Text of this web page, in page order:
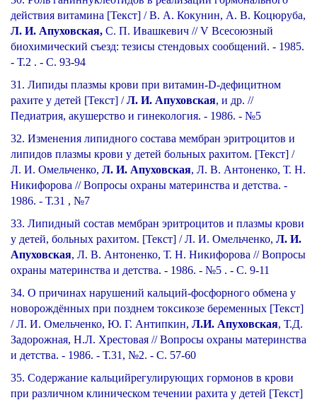
действия витамина [Текст] / В. А. Кокунин, А. В. Коцюруба,
Л. И. Апуховская, С. П. Ивашкевич // V Всесоюзный
биохимический съезд: тезисы стендовых сообщений. - 1985.
- Т.2 . - С. 93-94
31. Липиды плазмы крови при витамин-D-дефицитном
рахите у детей [Текст] /Л. И. Апуховская, и др. //
Педиатрия, акушерство и гинекология. - 1986. - №5
32. Изменения липидного состава мембран эритроцитов и
липидов плазмы крови у детей больных рахитом. [Текст] /
Л. И. Омельченко, Л. И. Апуховская, Л. В. Антоненко, Т. Н.
Никифорова // Вопросы охраны материнства и детства. -
1986. - Т.31 , №7
33. Липидный состав мембран эритроцитов и плазмы крови
у детей, больных рахитом. [Текст] / Л. И. Омельченко, Л. И.
Апуховская, Л. В. Антоненко, Т. Н. Никифорова // Вопросы
охраны материнства и детства. - 1986. - №5 . - С. 9-11
34. О причинах нарушений кальций-фосфорного обмена у
новорождённых при позднем токсикозе беременных [Текст]
/ Л. И. Омельченко, Ю. Г. Антипкин, Л.И. Апуховская, Т.Д.
Задорожная, Н.Л. Хрестовая // Вопросы охраны материнства
и детства. - 1986. - Т.31, №2. - С. 57-60
35. Содержание кальцийрегулирующих гормонов в крови
при различном клиническом течении рахита у детей [Текст]